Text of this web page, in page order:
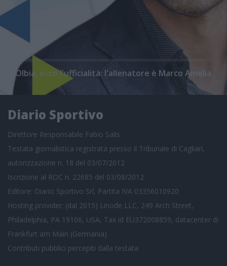
Olbia, ecco l'ufficialità: l'allenatore è Marco Amelia
Diario Sportivo
Direttore Responsabile Fabio Salis
Testata giornalistica registrata presso il Tribunale di Cagliari,
autorizzazione n. 18 del 03/07/2012
Iscrizione al ROC n. 22685 del 03/08/2012
Editore: Diario Sportivo Srl, Partita IVA 03356010920
Hosting provider: (dal 2015) Linode LLC, 249 Arch Street,
Philadelphia, PA 19106, USA, Tax id EU372008859, datacenter di
Frankfurt am Main (Germania)
Contributi pubblici percepiti dalla testata